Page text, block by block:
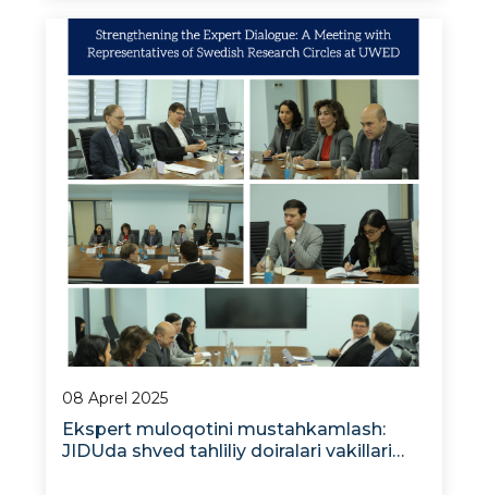
tadqiqot institutlari vakillari ishtirok etdilar.
Tadbirni Tashqi siyos
08 Aprel 2025
Ekspert muloqotini mustahkamlash:
JIDUda shved tahliliy doiralari vakillari